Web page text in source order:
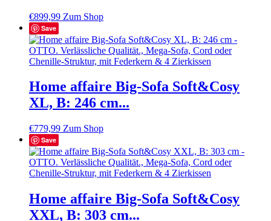
€899,99 Zum Shop
Save
Home affaire Big-Sofa Soft&Cosy
XL, B: 246 cm...
€779,99 Zum Shop
Save
Home affaire Big-Sofa Soft&Cosy
XXL, B: 303 cm...